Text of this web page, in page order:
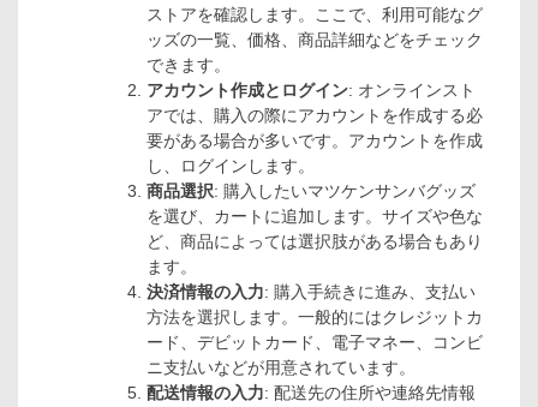
ストアを確認します。ここで、利用可能なグ
ッズの一覧、価格、商品詳細などをチェック
できます。
アカウント作成とログイン: オンラインスト
アでは、購入の際にアカウントを作成する必
要がある場合が多いです。アカウントを作成
し、ログインします。
商品選択: 購入したいマツケンサンバグッズ
を選び、カートに追加します。サイズや色な
ど、商品によっては選択肢がある場合もあり
ます。
決済情報の入力: 購入手続きに進み、支払い
方法を選択します。一般的にはクレジットカ
ード、デビットカード、電子マネー、コンビ
ニ支払いなどが用意されています。
配送情報の入力: 配送先の住所や連絡先情報